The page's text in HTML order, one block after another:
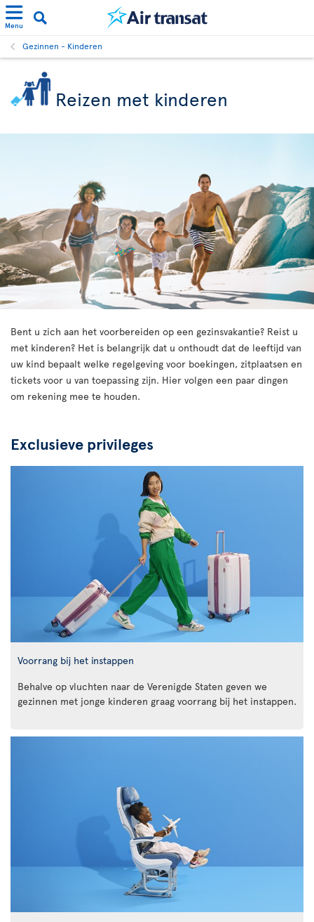
Menu
Gezinnen - Kinderen
Reizen met kinderen
Bent u zich aan het voorbereiden op een gezinsvakantie? Reist u
met kinderen? Het is belangrijk dat u onthoudt dat de leeftijd van
uw kind bepaalt welke regelgeving voor boekingen, zitplaatsen en
tickets voor u van toepassing zijn. Hier volgen een paar dingen
om rekening mee te houden.
Exclusieve privileges
Voorrang bij het instappen
Behalve op vluchten naar de Verenigde Staten geven we
gezinnen met jonge kinderen graag voorrang bij het instappen.